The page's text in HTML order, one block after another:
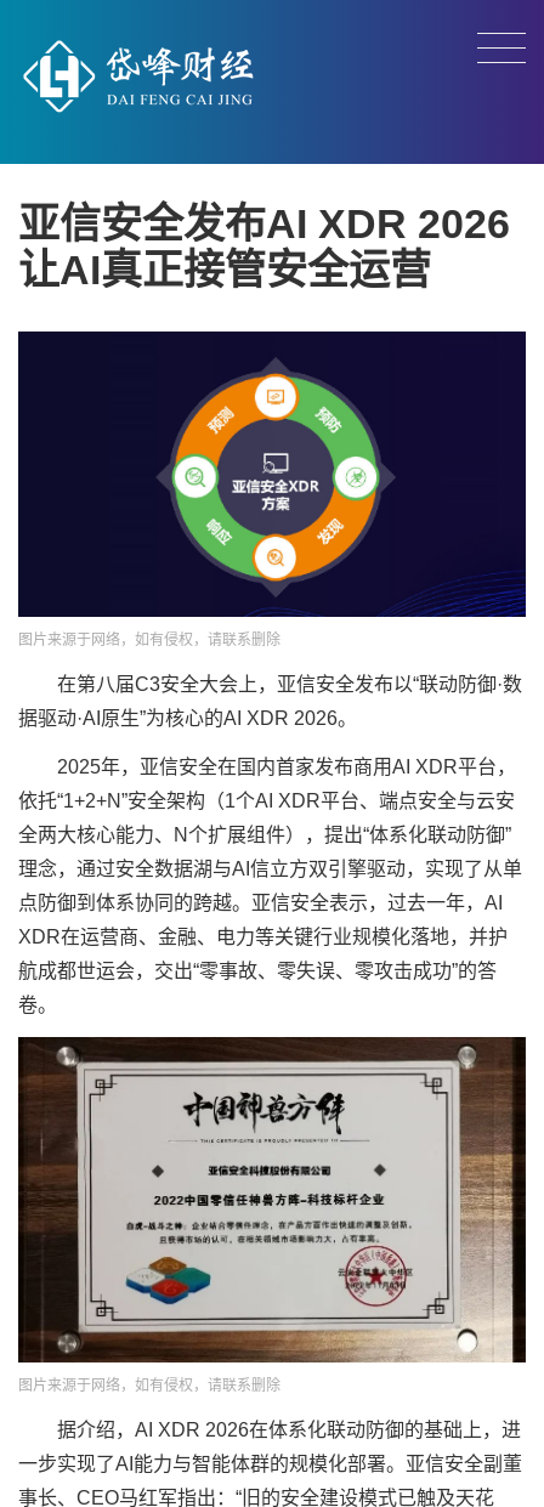
亚信安全发布AI XDR 2026
让AI真正接管安全运营
图片来源于网络，如有侵权，请联系删除
在第八届C3安全大会上，亚信安全发布以“联动防御·数
据驱动·AI原生”为核心的AI XDR 2026。
2025年，亚信安全在国内首家发布商用AI XDR平台，
依托“1+2+N”安全架构（1个AI XDR平台、端点安全与云安
全两大核心能力、N个扩展组件），提出“体系化联动防御”
理念，通过安全数据湖与AI信立方双引擎驱动，实现了从单
点防御到体系协同的跨越。亚信安全表示，过去一年，AI
XDR在运营商、金融、电力等关键行业规模化落地，并护
航成都世运会，交出“零事故、零失误、零攻击成功”的答
卷。
图片来源于网络，如有侵权，请联系删除
据介绍，AI XDR 2026在体系化联动防御的基础上，进
一步实现了AI能力与智能体群的规模化部署。亚信安全副董
事长、CEO马红军指出：“旧的安全建设模式已触及天花